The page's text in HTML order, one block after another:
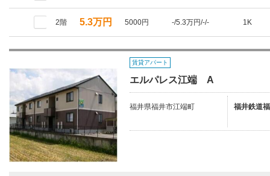
2階 5.3万円 5000円 -/5.3万円/-/- 1K
賃貸アパート
エルパレス江端 A
福井県福井市江端町 福井鉄道